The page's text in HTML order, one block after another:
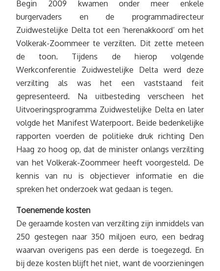
Begin 2009 kwamen onder meer enkele
burgervaders en de programmadirecteur
Zuidwestelijke Delta tot een ‘herenakkoord’ om het
Volkerak-Zoommeer te verzilten. Dit zette meteen
de toon. Tijdens de hierop volgende
Werkconferentie Zuidwestelijke Delta werd deze
verzilting als was het een vaststaand feit
gepresenteerd. Na uitbesteding verscheen het
Uitvoeringsprogramma Zuidwestelijke Delta en later
volgde het Manifest Waterpoort. Beide bedenkelijke
rapporten voerden de politieke druk richting Den
Haag zo hoog op, dat de minister onlangs verzilting
van het Volkerak-Zoommeer heeft voorgesteld. De
kennis van nu is objectiever informatie en die
spreken het onderzoek wat gedaan is tegen.
Toenemende kosten
De geraamde kosten van verzilting zijn inmiddels van
250 gestegen naar 350 miljoen euro, een bedrag
waarvan overigens pas een derde is toegezegd. En
bij deze kosten blijft het niet, want de voorzieningen